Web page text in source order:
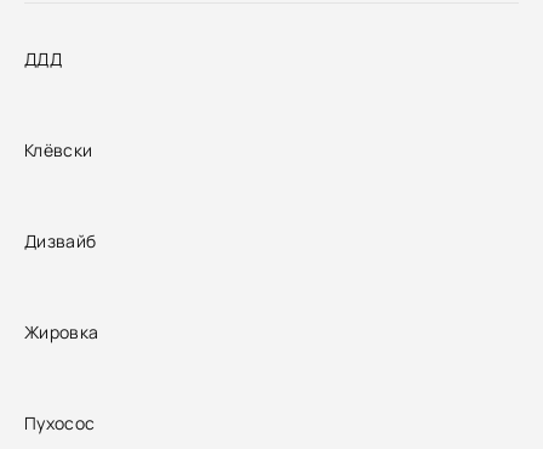
ДДД
Клёвски
Дизвайб
Жировка
Пухосос